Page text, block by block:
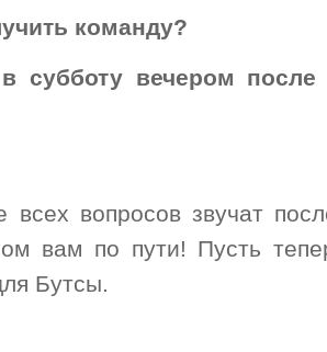
команду?
субботу вечером
всех вопросов звучат
вам по пути! Пусть
Бутсы.